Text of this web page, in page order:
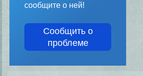
сообщите о ней!
Сообщить о
проблеме